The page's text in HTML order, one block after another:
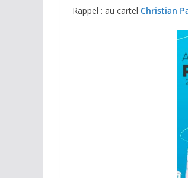
Rappel : au cartel Christian